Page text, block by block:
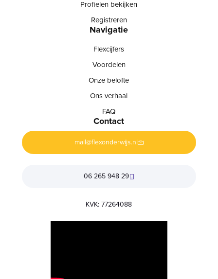
Profielen bekijken
Registreren
Navigatie
Flexcijfers
Voordelen
Onze belofte
Ons verhaal
FAQ
Contact
mail@flexonderwijs.nl
06 265 948 29
KVK: 77264088